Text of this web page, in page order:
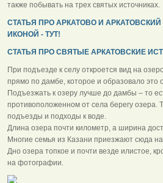
также побывать на трех святых источниках.
СТАТЬЯ ПРО АРКАТОВО И
ИКОНОЙ - ТУТ!
СТАТЬЯ ПРО СВЯТЫЕ АРКАТОВСКИЕ
При подъезде к селу откроется вид на
прямо по дамбе, которое и образовало это
Подъезжать к озеру лучше до дамбы – то
противоположенном от села берегу озера.
подъезды и подходы к воде.
Длина озера почти километр, а ширина
Многие семья из Казани приезжают сюда
Дно озера топкое и почти везде илистое,
на фотографии.